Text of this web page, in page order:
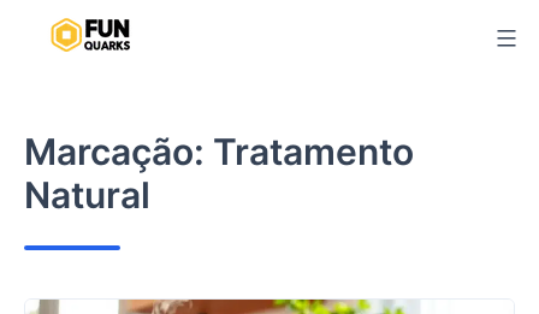
Marcação: Tratamento
Natural